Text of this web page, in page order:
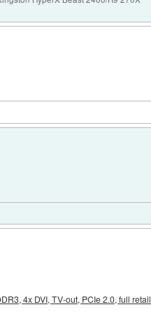
4x DVI, TV-out, PCIe 2.0, full retail